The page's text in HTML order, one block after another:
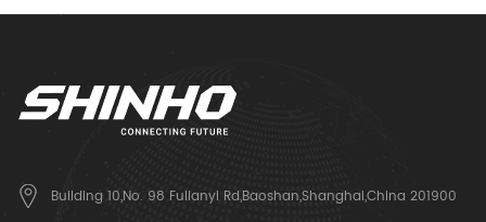
Building 10,No. 98 Fulianyi Rd,Baoshan,Shanghai,China 201900